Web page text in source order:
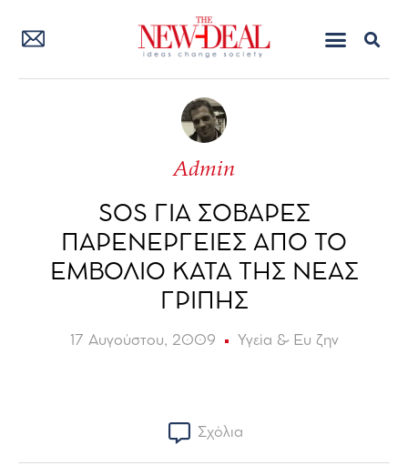
Admin
SOS ΓΙΑ ΣΟΒΑΡΕΣ
ΠΑΡΕΝΕΡΓΕΙΕΣ ΑΠΟ ΤΟ
ΕΜΒΟΛΙΟ ΚΑΤΑ ΤΗΣ ΝΕΑΣ
ΓΡΙΠΗΣ
17 Αυγούστου, 2009 Υγεία & Ευ ζην
Σχόλια